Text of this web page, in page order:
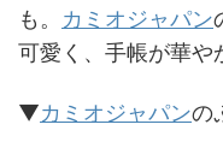
も。 カミオジャパン
可愛く、手帳が華や
▼カミオジャパンの